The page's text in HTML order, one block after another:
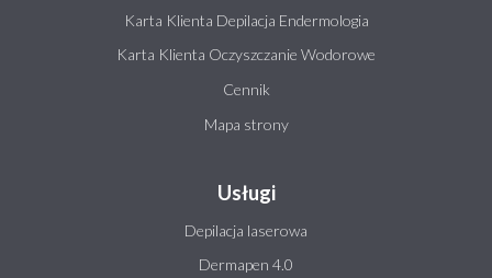
Karta Klienta Depilacja Endermologia
Karta Klienta Oczyszczanie Wodorowe
Cennik
Mapa strony
Usługi
Depilacja laserowa
Dermapen 4.0